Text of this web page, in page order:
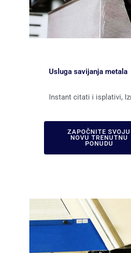
Usluga savijanja metala
Instant citati i isplativi,
ZAPOČNITE SVOJU
NOVU TRENUTNU
PONUDU